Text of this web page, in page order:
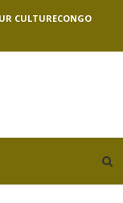
CULTURECONGO